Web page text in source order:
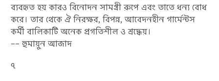
ব্যবহৃত হয় কারও বিনোদন সামগ্রী রুপে এবং তাতে ধন্য বোধ
করে। তার থেকে ঐ নিরক্ষর, বিপন্ন, আবেদনহীন গার্মেন্টস
কর্মী বালিকাটি অনেক প্রগতিশীল ও শ্রদ্ধেয়।
–– হুমায়ুন আজাদ
৭